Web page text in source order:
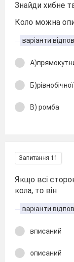
Знайди хибне
Коло можна
варіанти
В) ромба
Запитання 11
Якщо всі
кола, то він
варіанти
вписаний
описаний